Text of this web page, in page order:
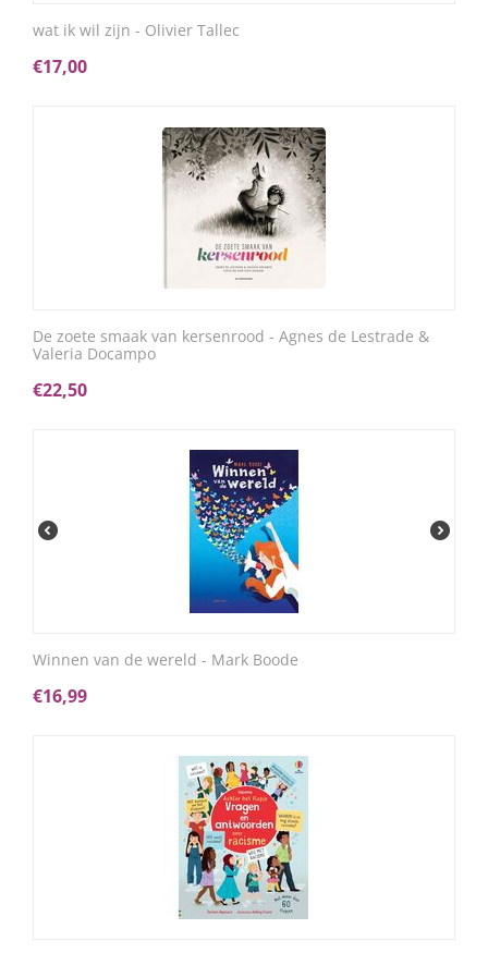
wat ik wil zijn - Olivier Tallec
€17,00
De zoete smaak van kersenrood - Agnes de Lestrade &
Valeria Docampo
€22,50
Winnen van de wereld - Mark Boode
€16,99